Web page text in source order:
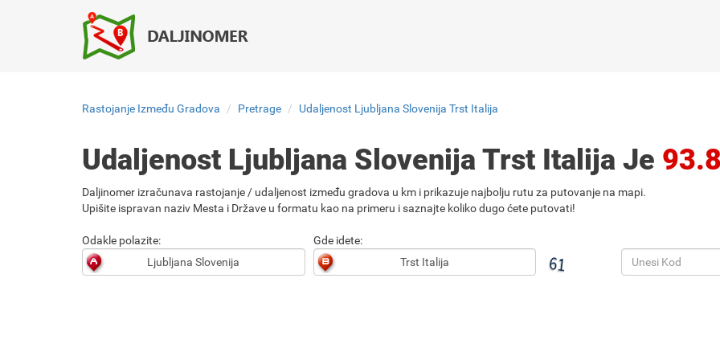
Rastojanje Između Gradova Pretrage Udaljenost Ljubljana Slovenija Trst Italija
Udaljenost Ljubljana Slovenija Trst Italija Je
Daljinomer izračunava rastojanje / udaljenost između gradova u km i prikazuje najbolju rutu za putovanje na mapi.
Upišite ispravan naziv Mesta i Države u formatu kao na primeru i saznajte koliko dugo ćete putovati!
Odakle polazite: Gde idete: